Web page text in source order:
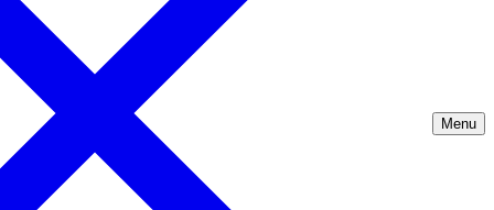
Menu